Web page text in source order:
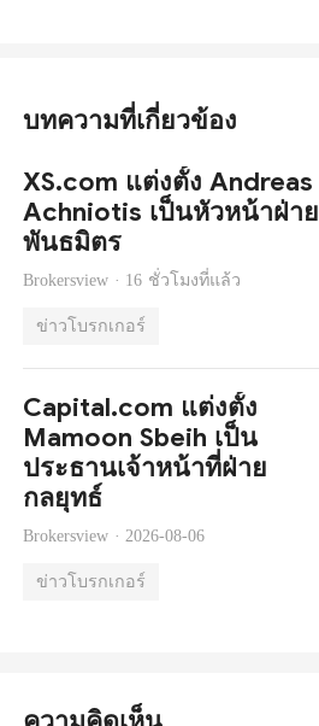
บทความที่เกี่ยวข้อง
XS.com แต่งตั้ง Andreas
Achniotis เป็นหัวหน้าฝ่าย
พันธมิตร
Brokersview · 16 ชั่วโมงที่แล้ว
ข่าวโบรกเกอร์
Capital.com แต่งตั้ง
Mamoon Sbeih เป็น
ประธานเจ้าหน้าที่ฝ่าย
กลยุทธ์
Brokersview · 2026-08-06
ข่าวโบรกเกอร์